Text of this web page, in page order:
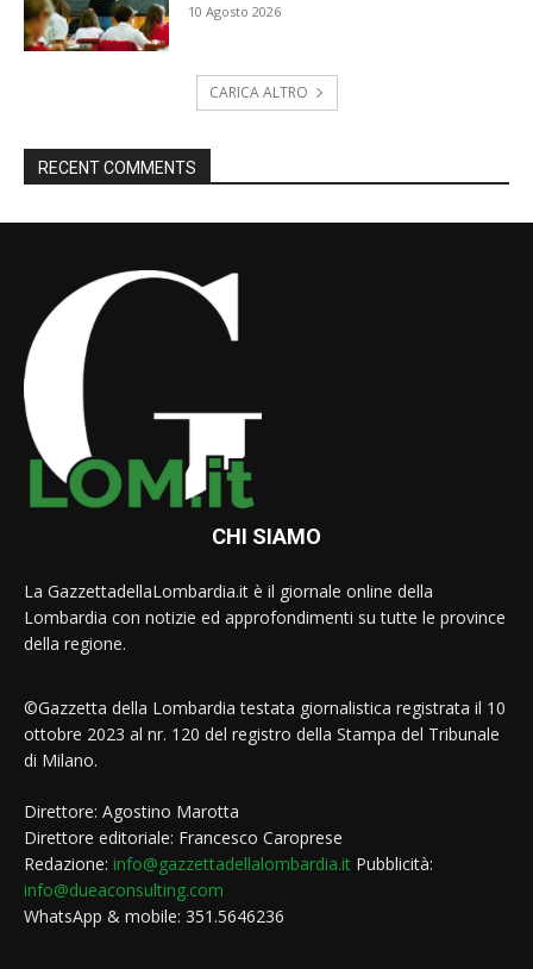
10 Agosto 2026
CARICA ALTRO
RECENT COMMENTS
CHI SIAMO
La GazzettadellaLombardia.it è il giornale online della
Lombardia con notizie ed approfondimenti su tutte le province
della regione.
©Gazzetta della Lombardia testata giornalistica registrata il 10
ottobre 2023 al nr. 120 del registro della Stampa del Tribunale
di Milano.
Direttore: Agostino Marotta
Direttore editoriale: Francesco Caroprese
Redazione: info@gazzettadellalombardia.it Pubblicità:
info@dueaconsulting.com
WhatsApp & mobile: 351.5646236